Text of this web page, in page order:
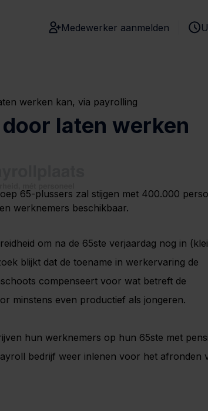
Medewerker aanmelden
werken kan, via payrolling
laten werken
65-plussers zal stijgen met 400.000
werknemers beschikbaar.
om na de 65ste verjaardag nog in
blijkt dat de toename in werkervaring de
compenseert voor wat betreft de
minstens even productief als jongeren.
hun werknemers op hun 65ste met
bedrijf weer inlenen voor het afronden